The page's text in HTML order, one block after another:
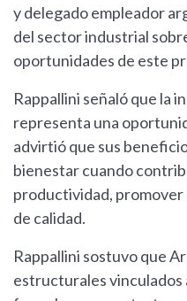
y delegado empleador
del sector industrial
oportunidades de este
Rappallini señaló que la
representa una
advirtió que sus
bienestar cuando
productividad, promover
de calidad.
Rappallini sostuvo que
estructurales vinculados